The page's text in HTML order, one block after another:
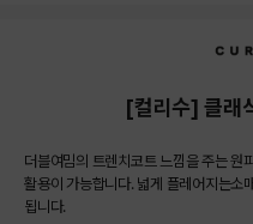
[컬리수] 클래
더블여밈의 트렌치코트 느낌을 주는 원
활용이 가능합니다. 넓게 플레어지는소
됩니다.